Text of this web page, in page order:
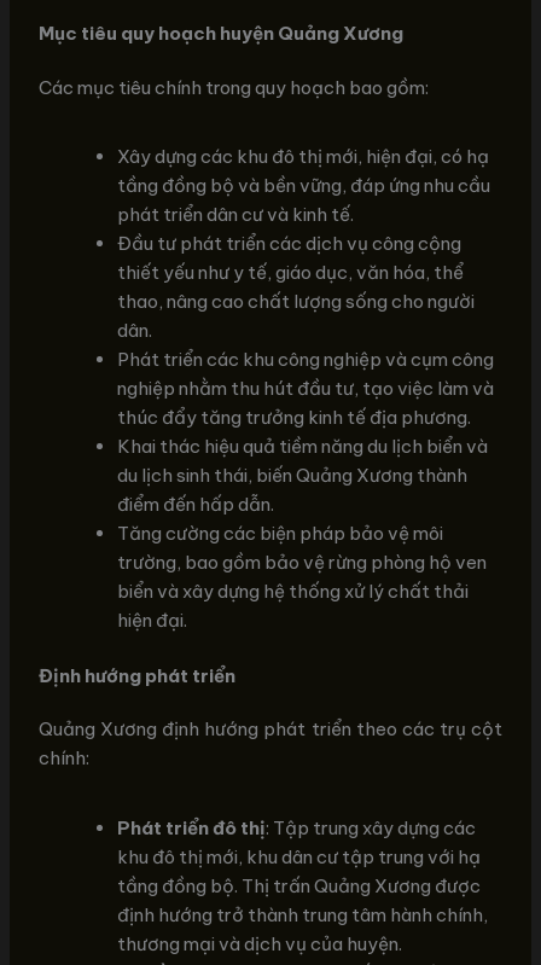
Mục tiêu quy hoạch huyện Quảng Xương
Các mục tiêu chính trong quy hoạch bao gồm:
Xây dựng các khu đô thị mới, hiện đại, có hạ
tầng đồng bộ và bền vững, đáp ứng nhu cầu
phát triển dân cư và kinh tế.
Đầu tư phát triển các dịch vụ công cộng
thiết yếu như y tế, giáo dục, văn hóa, thể
thao, nâng cao chất lượng sống cho người
dân.
Phát triển các khu công nghiệp và cụm công
nghiệp nhằm thu hút đầu tư, tạo việc làm và
thúc đẩy tăng trưởng kinh tế địa phương.
Khai thác hiệu quả tiềm năng du lịch biển và
du lịch sinh thái, biến Quảng Xương thành
điểm đến hấp dẫn.
Tăng cường các biện pháp bảo vệ môi
trường, bao gồm bảo vệ rừng phòng hộ ven
biển và xây dựng hệ thống xử lý chất thải
hiện đại.
Định hướng phát triển
Quảng Xương định hướng phát triển theo các trụ cột
chính:
Phát triển đô thị: Tập trung xây dựng các
khu đô thị mới, khu dân cư tập trung với hạ
tầng đồng bộ. Thị trấn Quảng Xương được
định hướng trở thành trung tâm hành chính,
thương mại và dịch vụ của huyện.